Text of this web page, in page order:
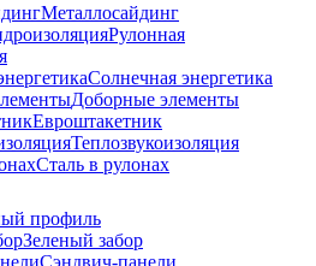
Металлосайдинг
Рулонная
Солнечная энергетика
Доборные элементы
Евроштакетник
Теплозвукоизоляция
Сталь в рулонах
профиль
Зеленый забор
Сэндвич-панели